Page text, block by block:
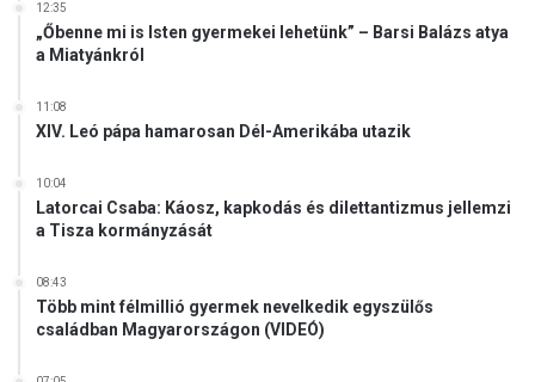
12:35
„Őbenne mi is Isten gyermekei lehetünk” – Barsi Balázs atya
a Miatyánkról
11:08
XIV. Leó pápa hamarosan Dél-Amerikába utazik
10:04
Latorcai Csaba: Káosz, kapkodás és dilettantizmus jellemzi
a Tisza kormányzását
08:43
Több mint félmillió gyermek nevelkedik egyszülős
családban Magyarországon (VIDEÓ)